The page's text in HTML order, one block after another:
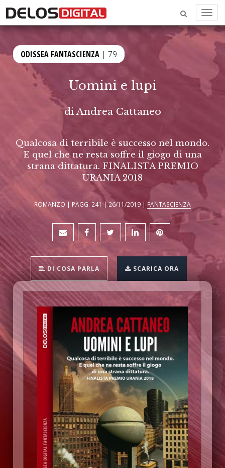
Menu
ODISSEA FANTASCIENZA | 79
Uomini e lupi
diAndrea Cattaneo
Qualcosa di terribile è successo nel mondo.
E quel che ne resta soffre il giogo di una
strana dittatura. FINALISTA PREMIO
URANIA 2018
ROMANZO | PAGG. 241 | 26/11/2019 | FANTASCIENZA
DI COSA PARLA SCARICA ORA